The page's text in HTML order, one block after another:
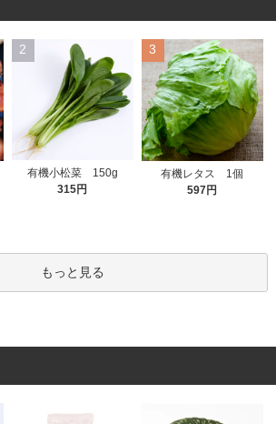
2
有機小松菜 150g
315円
3
有機レタス 1個
597円
もっと見る